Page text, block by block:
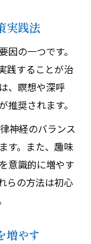
実践法
の一つです。
践することが治
、瞑想や深呼
奨されます。
神経のバランス
す。また、趣味
意識的に増やす
らの方法は初心
増やす